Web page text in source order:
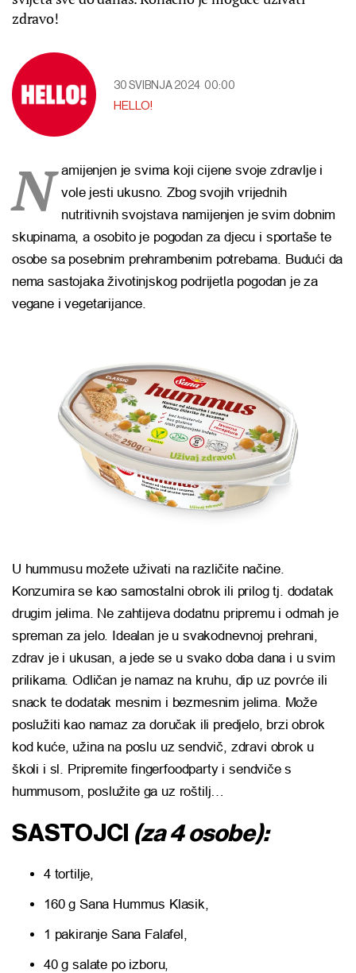
zdravo!
30 SVIBNJA 2024 00:00
HELLO!
N amijenjen je svima koji cijene svoje zdravlje i
vole jesti ukusno. Zbog svojih vrijednih
nutritivnih svojstava namijenjen je svim dobnim
skupinama, a osobito je pogodan za djecu i sportaše te
osobe sa posebnim prehrambenim potrebama. Budući da
nema sastojaka životinjskog podrijetla pogodan je za
vegane i vegetarijance.
U hummusu možete uživati na različite načine.
Konzumira se kao samostalni obrok ili prilog tj. dodatak
drugim jelima. Ne zahtijeva dodatnu pripremu i odmah je
spreman za jelo. Idealan je u svakodnevnoj prehrani,
zdrav je i ukusan, a jede se u svako doba dana i u svim
prilikama. Odličan je namaz na kruhu, dip uz povrće ili
snack te dodatak mesnim i bezmesnim jelima. Može
poslužiti kao namaz za doručak ili predjelo, brzi obrok
kod kuće, užina na poslu uz sendvič, zdravi obrok u
školi i sl. Pripremite fingerfoodparty i sendviče s
hummusom, poslužite ga uz roštilj…
SASTOJCI (za 4 osobe):
4 tortilje,
160 g Sana Hummus Klasik,
1 pakiranje Sana Falafel,
40 g salate po izboru,